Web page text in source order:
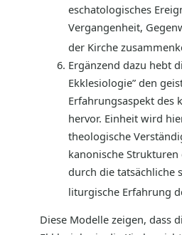
eschatologisches
Vergangenheit,
der Kirche
Ergänzend dazu hebt
Ekklesiologie” den
Erfahrungsaspekt des
hervor. Einheit wird
theologische
kanonische
durch die tatsächliche
liturgische Erfahrung
Diese Modelle zeigen, dass